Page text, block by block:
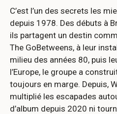
C’est l’un des secrets les
depuis 1978. Des débuts à
ils partagent un destin
The GoBetweens, à leur
milieu des années 80, puis
l’Europe, le groupe a
toujours en marge. Depuis,
multiplié les escapades
d’album depuis 2020 ni